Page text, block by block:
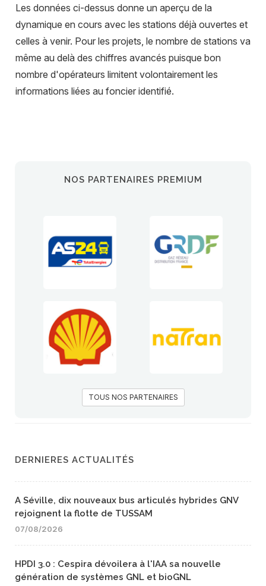
Les données ci-dessus donne un aperçu de la
dynamique en cours avec les stations déjà ouvertes et
celles à venir. Pour les projets, le nombre de stations va
même au delà des chiffres avancés puisque bon
nombre d'opérateurs limitent volontairement les
informations liées au foncier identifié.
NOS PARTENAIRES PREMIUM
TOUS NOS PARTENAIRES
DERNIERES ACTUALITÉS
A Séville, dix nouveaux bus articulés hybrides GNV
rejoignent la flotte de TUSSAM
07/08/2026
HPDI 3.0 : Cespira dévoilera à l'IAA sa nouvelle
génération de systèmes GNL et bioGNL